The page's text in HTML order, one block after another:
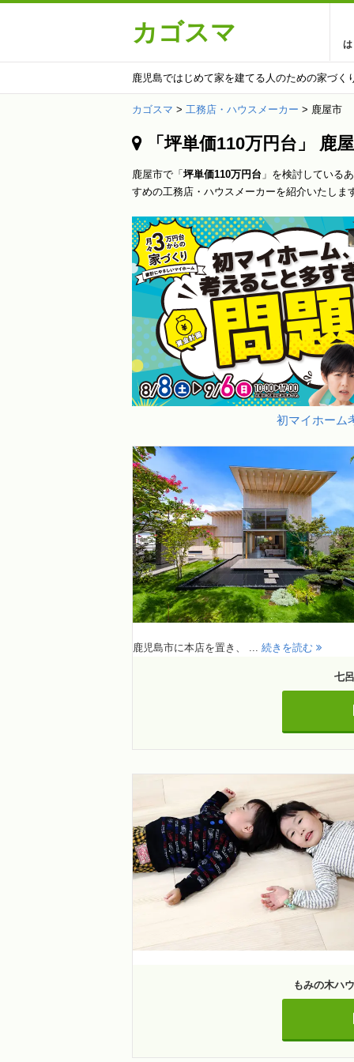
カゴスマ
鹿児島ではじめて家を建てる人のための家づく
カゴスマ > 工務店・ハウスメーカー > 鹿屋市
「坪単価110万円台」 鹿
鹿屋市で「 坪単価110万円台 」を検討している
すめの工務店・ハウスメーカーを紹介いたしま
初マイホーム
鹿児島市に本店を置き、 ... 続きを読む
七
もみの木ハ